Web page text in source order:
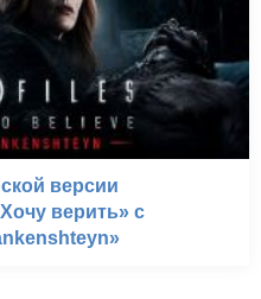
версии
верить» с